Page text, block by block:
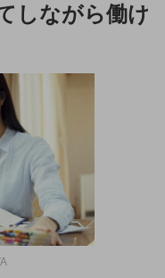
しながら働け